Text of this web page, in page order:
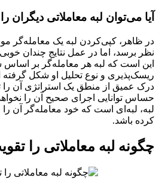
آیا می‌توان لبه معاملاتی دیگران
در ظاهر، کپی‌کردن لبه یک معامله‌گر
نظر برسد، اما در عمل نتایج چندان
این است که لبه هر معامله‌گر بر
ریسک‌پذیری و نوع تحلیل او شکل
درک عمیق از منطق یک استراتژی آن را
حساس توانایی اجرای صحیح آن را
لبه، لبه‌ای است که خود معامله‌گر
کرده باشد.
چگونه لبه معاملاتی را